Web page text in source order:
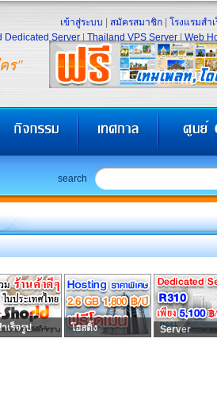
ร"
เข้าสู่ระบบ สมัครสมาชิก โรงแรมสำเ
Dedicated Server Thailand VPS Server Web
search
เร็จรูป โฮสติ้ง Server